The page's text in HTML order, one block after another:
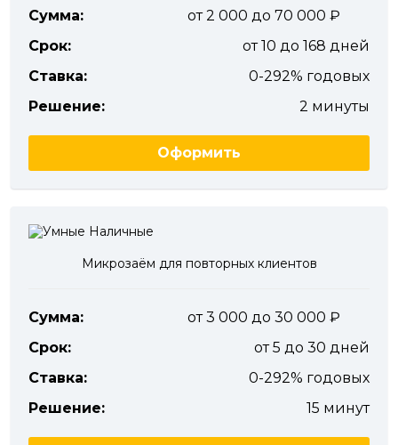
Сумма:
от 2 000 до 70 000
Срок:
от 10 до 168 дней
Ставка:
0-292% годовых
Решение:
2 минуты
Оформить
Микрозаём для повторных клиентов
Сумма:
от 3 000 до 30 000
Срок:
от 5 до 30 дней
Ставка:
0-292% годовых
Решение:
15 минут